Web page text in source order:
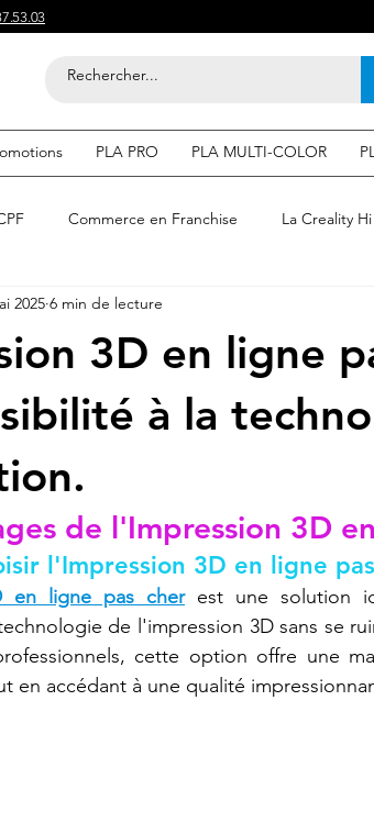
PLA PRO PLA MULTI-COLOR
Commerce en Franchise La Creality
Compétitif du Filament 3D
du Filament 3D Impression 3d en ligne
etre visible sur google
Imprimante 3d prix Refaire une
SNAPMAKER U1
3D en ligne
à la
2025 6 min de lecture
de l'Impression 3D
l'Impression 3D en ligne
en ligne pas cher est une solution
de l'impression 3D sans se
cette option offre une
en accédant à une qualité